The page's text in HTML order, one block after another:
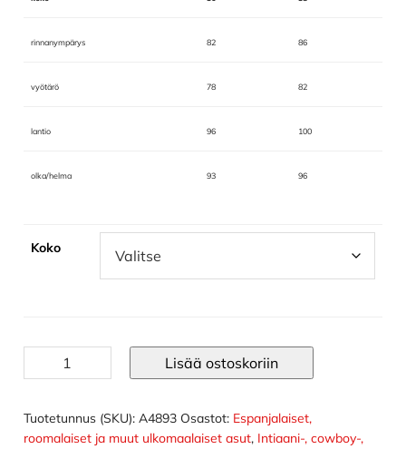
rinnanympärys 82 86
vyötärö 78 82
lantio 96 100
olka/helma 93 96
Koko
Can
dlx
määrä
Lisää ostoskoriin
Tuotetunnus (SKU): A4893 Osastot: Espanjalaiset,
roomalaiset ja muut ulkomaalaiset asut, Intiaani-, cowboy-,